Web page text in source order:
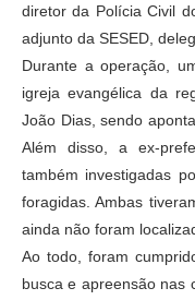
diretor da Polícia Civil
adjunto da SESED,
Durante a operação,
igreja evangélica da
João Dias, sendo
Além disso, a ex-
também investigadas
foragidas. Ambas
ainda não foram
Ao todo, foram
busca e apreensão nas